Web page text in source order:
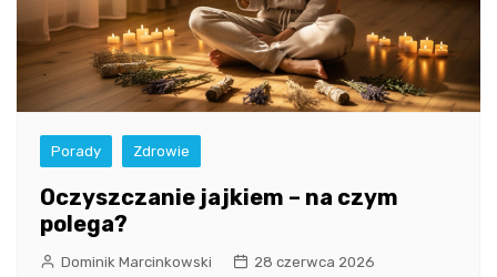
Porady Zdrowie
Oczyszczanie jajkiem – na czym
polega?
Dominik Marcinkowski 28 czerwca 2026